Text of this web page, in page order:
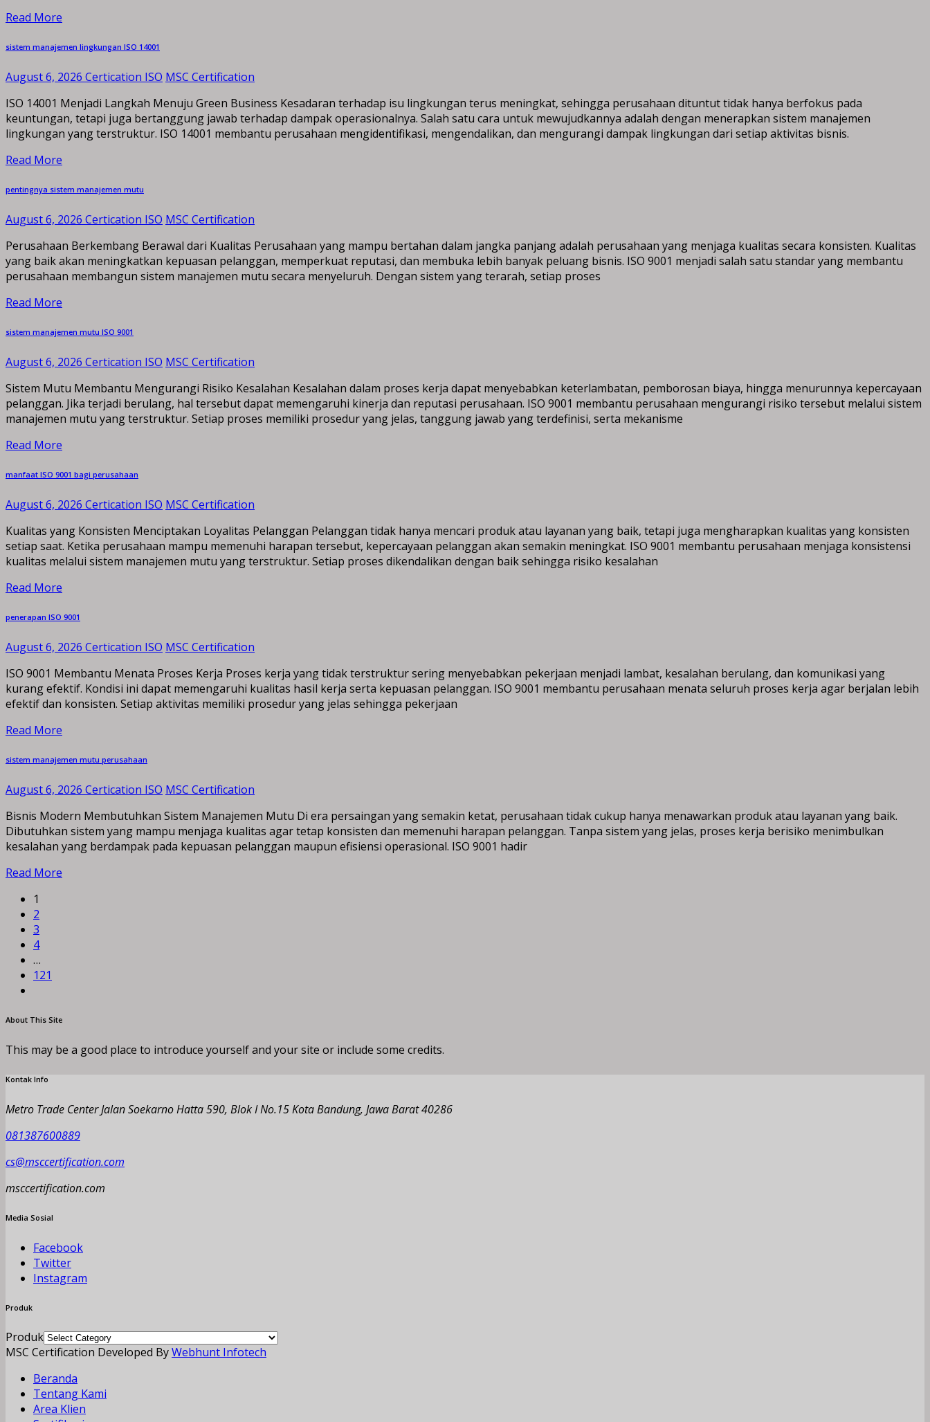
Read More
sistem manajemen lingkungan ISO 14001
August 6, 2026 Certication ISO MSC Certification
ISO 14001 Menjadi Langkah Menuju Green Business Kesadaran terhadap isu lingkungan terus meningkat, sehingga perusahaan dituntut tidak hanya berfokus pada
keuntungan, tetapi juga bertanggung jawab terhadap dampak operasionalnya. Salah satu cara untuk mewujudkannya adalah dengan menerapkan sistem manajemen
lingkungan yang terstruktur. ISO 14001 membantu perusahaan mengidentifikasi, mengendalikan, dan mengurangi dampak lingkungan dari setiap aktivitas bisnis.
Read More
pentingnya sistem manajemen mutu
August 6, 2026 Certication ISO MSC Certification
Perusahaan Berkembang Berawal dari Kualitas Perusahaan yang mampu bertahan dalam jangka panjang adalah perusahaan yang menjaga kualitas secara konsisten. Kualitas
yang baik akan meningkatkan kepuasan pelanggan, memperkuat reputasi, dan membuka lebih banyak peluang bisnis. ISO 9001 menjadi salah satu standar yang membantu
perusahaan membangun sistem manajemen mutu secara menyeluruh. Dengan sistem yang terarah, setiap proses
Read More
sistem manajemen mutu ISO 9001
August 6, 2026 Certication ISO MSC Certification
Sistem Mutu Membantu Mengurangi Risiko Kesalahan Kesalahan dalam proses kerja dapat menyebabkan keterlambatan, pemborosan biaya, hingga menurunnya kepercayaan
pelanggan. Jika terjadi berulang, hal tersebut dapat memengaruhi kinerja dan reputasi perusahaan. ISO 9001 membantu perusahaan mengurangi risiko tersebut melalui sistem
manajemen mutu yang terstruktur. Setiap proses memiliki prosedur yang jelas, tanggung jawab yang terdefinisi, serta mekanisme
Read More
manfaat ISO 9001 bagi perusahaan
August 6, 2026 Certication ISO MSC Certification
Kualitas yang Konsisten Menciptakan Loyalitas Pelanggan Pelanggan tidak hanya mencari produk atau layanan yang baik, tetapi juga mengharapkan kualitas yang konsisten
setiap saat. Ketika perusahaan mampu memenuhi harapan tersebut, kepercayaan pelanggan akan semakin meningkat. ISO 9001 membantu perusahaan menjaga konsistensi
kualitas melalui sistem manajemen mutu yang terstruktur. Setiap proses dikendalikan dengan baik sehingga risiko kesalahan
Read More
penerapan ISO 9001
August 6, 2026 Certication ISO MSC Certification
ISO 9001 Membantu Menata Proses Kerja Proses kerja yang tidak terstruktur sering menyebabkan pekerjaan menjadi lambat, kesalahan berulang, dan komunikasi yang
kurang efektif. Kondisi ini dapat memengaruhi kualitas hasil kerja serta kepuasan pelanggan. ISO 9001 membantu perusahaan menata seluruh proses kerja agar berjalan lebih
efektif dan konsisten. Setiap aktivitas memiliki prosedur yang jelas sehingga pekerjaan
Read More
sistem manajemen mutu perusahaan
August 6, 2026 Certication ISO MSC Certification
Bisnis Modern Membutuhkan Sistem Manajemen Mutu Di era persaingan yang semakin ketat, perusahaan tidak cukup hanya menawarkan produk atau layanan yang baik.
Dibutuhkan sistem yang mampu menjaga kualitas agar tetap konsisten dan memenuhi harapan pelanggan. Tanpa sistem yang jelas, proses kerja berisiko menimbulkan
kesalahan yang berdampak pada kepuasan pelanggan maupun efisiensi operasional. ISO 9001 hadir
Read More
1
2
3
4
…
121
About This Site
This may be a good place to introduce yourself and your site or include some credits.
Kontak Info
Metro Trade Center Jalan Soekarno Hatta 590, Blok I No.15 Kota Bandung, Jawa Barat 40286
081387600889
cs@msccertification.com
msccertification.com
Media Sosial
Facebook
Twitter
Instagram
Produk
Produk
MSC Certification Developed ByWebhunt Infotech
Beranda
Tentang Kami
Area Klien